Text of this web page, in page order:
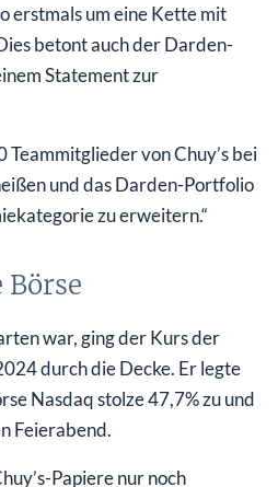
erstmals um eine Kette mit
betont auch der Darden-
Statement zur
Teammitglieder von Chuy’s bei
und das Darden-Portfolio
zu erweitern.“
Börse
war, ging der Kurs der
durch die Decke. Er legte
Nasdaq stolze 47,7% zu und
Feierabend.
Papiere nur noch